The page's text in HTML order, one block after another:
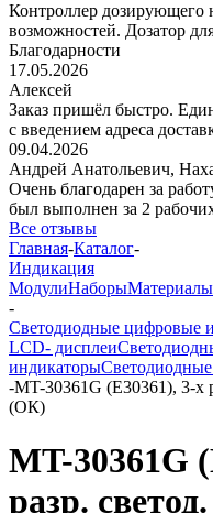
Контроллер дозирующего
возможностей. Дозатор
Благодарности
17.05.2026
Алексей
Заказ пришёл быстро.
с введением адреса
09.04.2026
Андрей Анатольевич,
Очень благодарен за
был выполнен за 2
Все отзывы
Главная-Каталог-
Индикация
МодулиНаборыМатериалы
-
Светодиодные цифровые
LCD- дисплеи
индикаторы
-MT-30361G (E30361), 3-х
(ОК)
MT-30361G
разр.